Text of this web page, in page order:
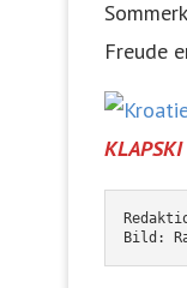
Freude
Bild: